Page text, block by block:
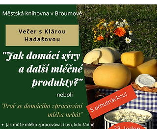
Čtenářské konto